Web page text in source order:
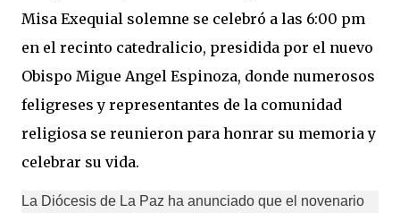
Misa Exequial solemne se celebró a las 6:00 pm
en el recinto catedralicio, presidida por el nuevo
Obispo Migue Angel Espinoza, donde numerosos
feligreses y representantes de la comunidad
religiosa se reunieron para honrar su memoria y
celebrar su vida.
La Diócesis de La Paz ha anunciado que el novenario